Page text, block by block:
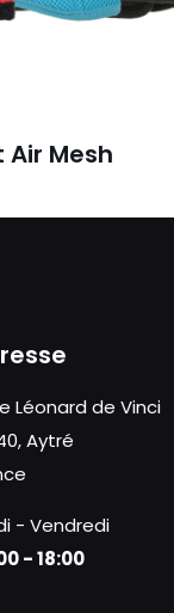
Mesh
Léonard de Vinci
Aytré
- Vendredi
- 18:00